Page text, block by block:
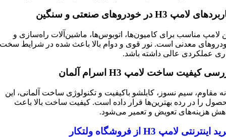
لامپ در خودروهای صنعتی و سنگین
لامپ مناسب برای کامیون‌ها، اتوبوس‌ها، ماشین‌آلات راه‌سازی و
معدنی است. نور قوی و دوام بالا باعث شده در شرایط سخت
عملکردی عالی داشته باشد.
کیفیت ساخت لامپ اسرام آلمان
مقاوم، سیم نسوز، کابلشو باکیفیت و تکنولوژی ساخت آلمانی، این
را در رده بهترین‌ها قرار داده است. کیفیت ساخت بالا باعث
هزینه‌های تعویض و تعمیر می‌شود.
اینترنتی لامپ از فروشگاه ولتکار